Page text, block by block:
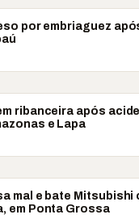
por embriaguez
ribanceira após
e Lapa
mal e bate
em Ponta Grossa